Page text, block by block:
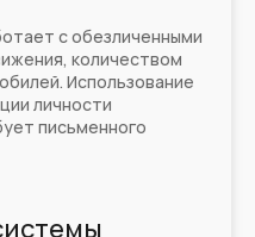
с обезличенными
количеством
Использование
личности
письменного